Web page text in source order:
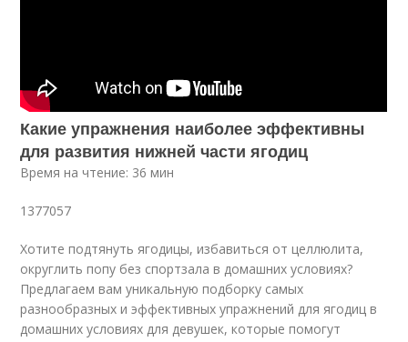
Какие упражнения наиболее эффективны
для развития нижней части ягодиц
Время на чтение: 36 мин
1377057
Хотите подтянуть ягодицы, избавиться от целлюлита,
округлить попу без спортзала в домашних условиях?
Предлагаем вам уникальную подборку самых
разнообразных и эффективных упражнений для ягодиц в
домашних условиях для девушек, которые помогут